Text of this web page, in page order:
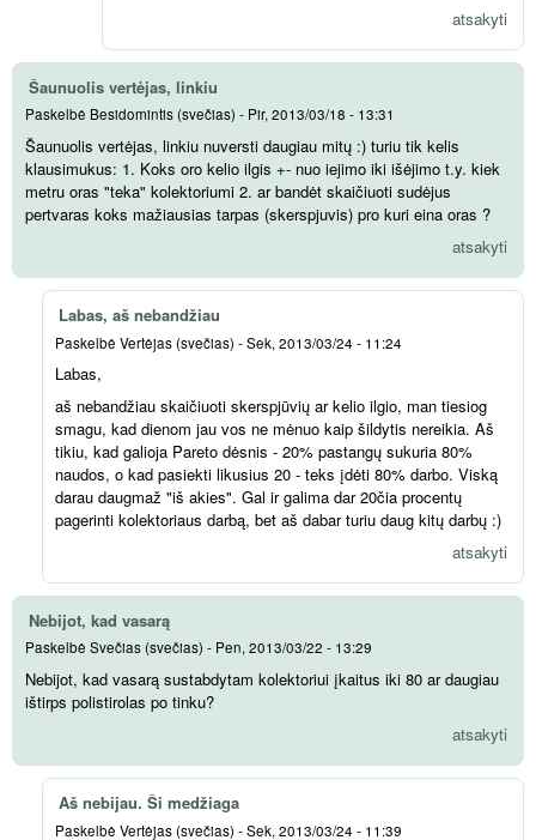
atsakyti
Šaunuolis vertėjas, linkiu
Paskelbė Besidomintis (svečias) - Pir, 2013/03/18 - 13:31
Šaunuolis vertėjas, linkiu nuversti daugiau mitų :) turiu tik kelis
klausimukus: 1. Koks oro kelio ilgis +- nuo iejimo iki išėjimo t.y. kiek
metru oras "teka" kolektoriumi 2. ar bandėt skaičiuoti sudėjus
pertvaras koks mažiausias tarpas (skerspjuvis) pro kuri eina oras ?
atsakyti
Labas, aš nebandžiau
Paskelbė Vertėjas (svečias) -Sek, 2013/03/24 - 11:24
Labas,
aš nebandžiau skaičiuoti skerspjūvių ar kelio ilgio, man tiesiog
smagu, kad dienom jau vos ne mėnuo kaip šildytis nereikia. Aš
tikiu, kad galioja Pareto dėsnis - 20% pastangų sukuria 80%
naudos, o kad pasiekti likusius 20 - teks įdėti 80% darbo. Viską
darau daugmaž "iš akies". Gal ir galima dar 20čia procentų
pagerinti kolektoriaus darbą, bet aš dabar turiu daug kitų darbų :)
atsakyti
Nebijot, kad vasarą
Paskelbė Svečias (svečias) - Pen, 2013/03/22 - 13:29
Nebijot, kad vasarą sustabdytam kolektoriui įkaitus iki 80 ar daugiau
ištirps polistirolas po tinku?
atsakyti
Aš nebijau. Ši medžiaga
Paskelbė Vertėjas (svečias) -Sek, 2013/03/24 - 11:39